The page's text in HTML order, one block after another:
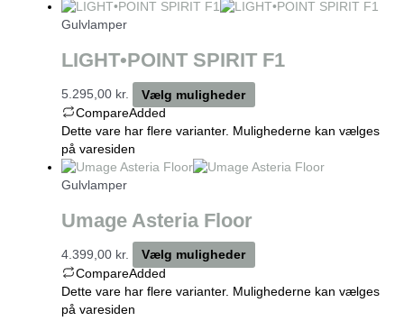
Gulvlamper
LIGHT•POINT SPIRIT F1
5.295,00 kr. Vælg muligheder
CompareAdded
Dette vare har flere varianter. Mulighederne kan vælges
på varesiden
Gulvlamper
Umage Asteria Floor
4.399,00 kr. Vælg muligheder
CompareAdded
Dette vare har flere varianter. Mulighederne kan vælges
på varesiden